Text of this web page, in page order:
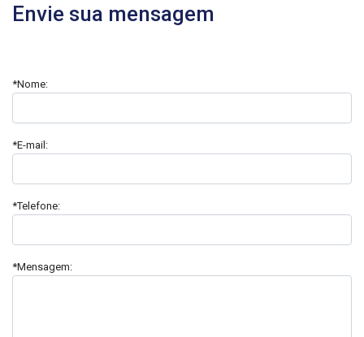
Envie sua mensagem
*Nome:
*E-mail:
*Telefone:
*Mensagem: